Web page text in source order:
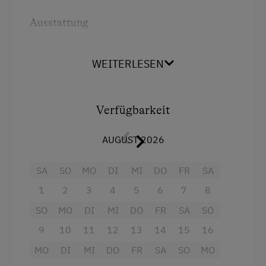
Wellnessangebote
Ausstattung
Aussicht auf eine Berglandschaft
Doppelbett
WEITERLESEN
Verfügbarkeit
AUGUST 2026
SA
1
SO
2
MO
3
DI
4
MI
5
DO
6
FR
7
SA
8
SO
9
MO
10
DI
11
MI
12
DO
13
FR
14
SA
15
SO
16
MO
DI
MI
DO
FR
SA
SO
MO